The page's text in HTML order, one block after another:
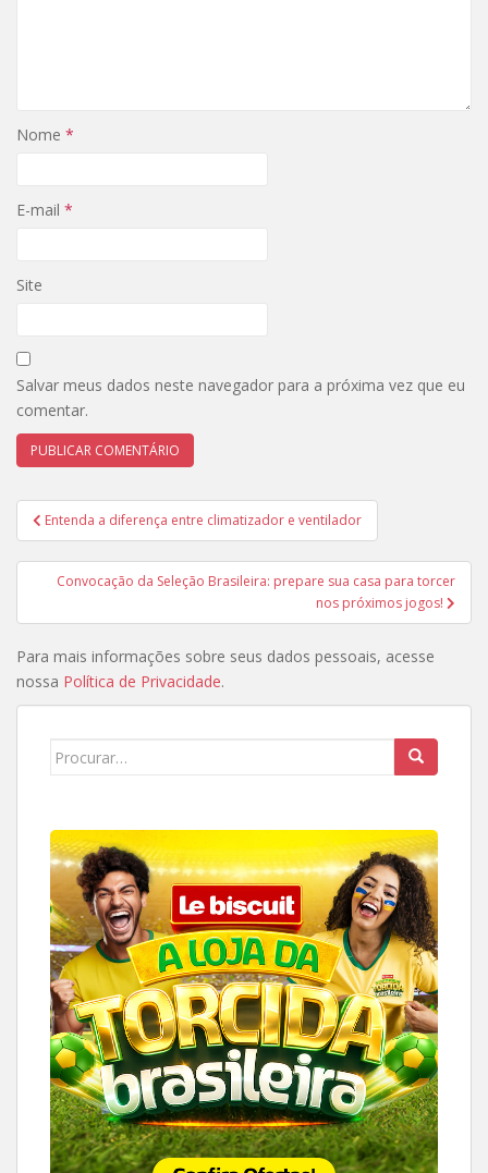
Nome *
E-mail *
Site
Salvar meus dados neste navegador para a próxima vez que eu
comentar.
Navegação
de
Post
Entenda a diferença entre climatizador e ventilador
Convocação da Seleção Brasileira: prepare sua casa para torcer
nos próximos jogos!
Para mais informações sobre seus dados pessoais, acesse
nossa Política de Privacidade.
Search